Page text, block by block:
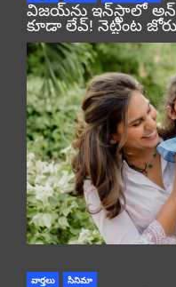
విజయ్‌ను ఇన్‌స్టాలో
కూడా లేవ్! నెట్టింట
వార్తలు సినిమా